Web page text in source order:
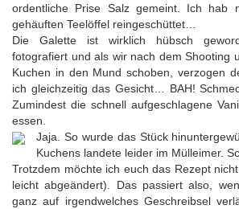
ordentliche Prise Salz gemeint. Ich hab
gehäuften Teelöffel reingeschüttet…
Die Galette ist wirklich hübsch
fotografiert und als wir nach dem Shooting
Kuchen in den Mund schoben, verzogen
ich gleichzeitig das Gesicht… BAH!
Zumindest die schnell aufgeschlagene
essen.
Jaja. So wurde das Stück
Kuchens landete leider im Mülleimer.
Trotzdem möchte ich euch das Rezept
leicht abgeändert). Das passiert also,
ganz auf irgendwelches Geschreibsel